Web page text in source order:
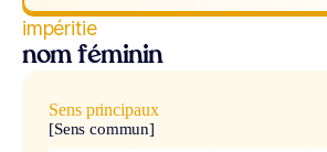
impéritie
nom féminin
Sens principaux
[Sens commun]